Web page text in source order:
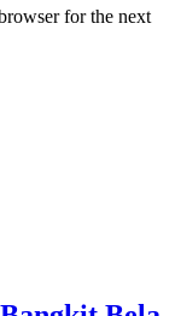
for the next